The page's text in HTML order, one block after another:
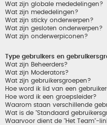
Wat zijn globale mededelingen?
Wat zijn mededelingen?
Wat zijn sticky onderwerpen?
Wat zijn gesloten onderwerpen?
Wat zijn onderwerpiconen?
Type gebruikers en
Wat zijn Beheerders?
Wat zijn Moderators?
Wat zijn gebruikersgroepen?
Hoe word ik lid van een
Hoe word ik een groepsleider?
Waarom staan verschillende
Wat is de "Standaard
Waarvoor dient de "Het Team"-